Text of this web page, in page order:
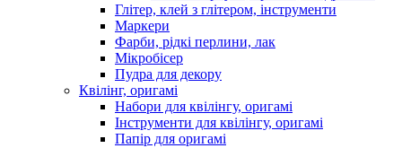
Глітер, клей з глітером, інструменти
Маркери
Фарби, рідкі перлини, лак
Мікробісер
Пудра для декору
Квілінг, оригамі
Набори для квілінгу, оригамі
Інструменти для квілінгу, оригамі
Папір для оригамі